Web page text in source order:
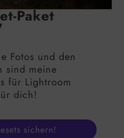
Paket
Fotos und den
sind meine
für Lightroom
dich!
sichern!